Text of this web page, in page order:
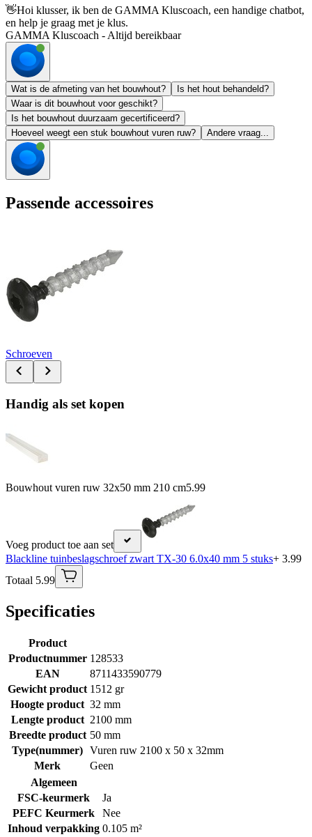
👋Hoi klusser, ik ben de GAMMA Kluscoach, een handige chatbot,
en help je graag met je klus.
GAMMA Kluscoach - Altijd bereikbaar
Wat is de afmeting van het bouwhout?
Is het hout behandeld?
Waar is dit bouwhout voor geschikt?
Is het bouwhout duurzaam gecertificeerd?
Hoeveel weegt een stuk bouwhout vuren ruw?
Andere vraag...
Passende accessoires
Schroeven
Handig als set kopen
Bouwhout vuren ruw 32x50 mm 210 cm5.99
Voeg product toe aan set
Blackline tuinbeslagschroef zwart TX-30 6.0x40 mm 5 stuks+ 3.99
Totaal 5.99
Specificaties
Product
Productnummer 128533
EAN
8711433590779
Gewicht product 1512 gr
Hoogte product 32 mm
Lengte product 2100 mm
Breedte product 50 mm
Type(nummer) Vuren ruw 2100 x 50 x 32mm
Merk
Geen
Algemeen
FSC-keurmerk
Ja
PEFC Keurmerk
Nee
Inhoud verpakking 0.105 m²